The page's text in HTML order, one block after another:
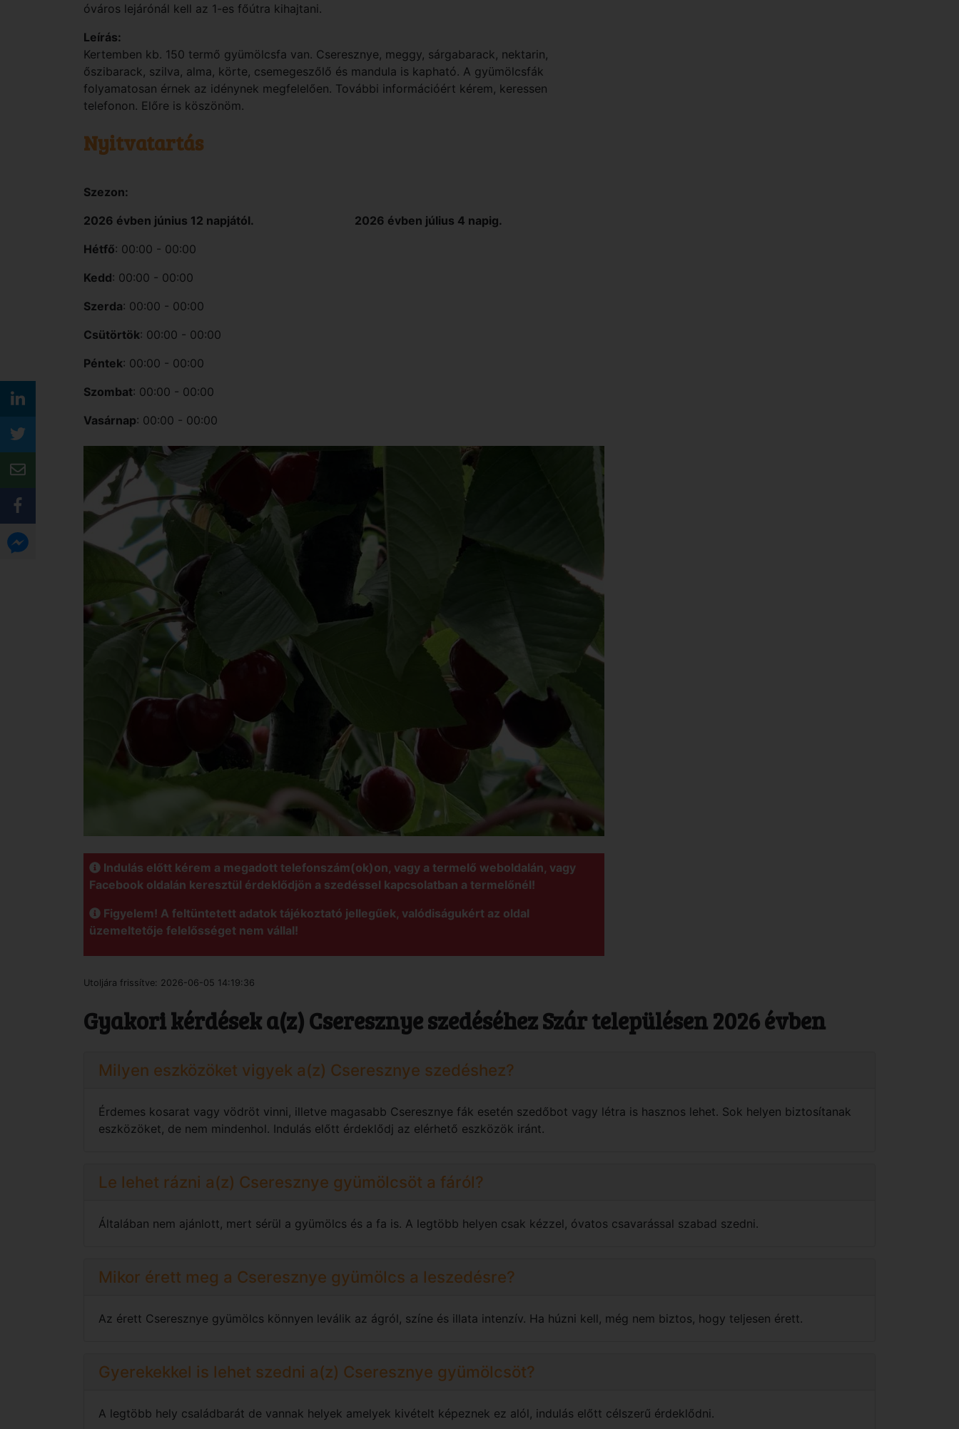
óváros lejárónál kell az 1-es főútra kihajtani.
Leírás:
Kertemben kb. 150 termő gyümölcsfa van. Cseresznye, meggy, sárgabarack, nektarin,
őszibarack, szilva, alma, körte, csemegeszőlő és mandula is kapható. A gyümölcsfák
folyamatosan érnek az idénynek megfelelően. További információért kérem, keressen
telefonon. Előre is köszönöm.
Nyitvatartás
Szezon:
2026 évben június 12 napjától.
2026 évben július 4 napig.
Hétfő: 00:00 - 00:00
Kedd: 00:00 - 00:00
Szerda: 00:00 - 00:00
Csütörtök: 00:00 - 00:00
Péntek: 00:00 - 00:00
Szombat: 00:00 - 00:00
Vasárnap: 00:00 - 00:00
Indulás előtt kérem a megadott telefonszám(ok)on, vagy a termelő weboldalán, vagy
Facebook oldalán keresztül érdeklődjön a szedéssel kapcsolatban a termelőnél!
Figyelem! A feltüntetett adatok tájékoztató jellegűek, valódiságukért az oldal
üzemeltetője felelősséget nem vállal!
Utoljára frissítve: 2026-06-05 14:19:36
Gyakori kérdések a(z) Cseresznye szedéséhez Szár településen 2026 évben
Milyen eszközöket vigyek a(z) Cseresznye szedéshez?
Érdemes kosarat vagy vödröt vinni, illetve magasabb Cseresznye fák esetén szedőbot vagy létra is hasznos lehet. Sok helyen biztosítanak
eszközöket, de nem mindenhol. Indulás előtt érdeklődj az elérhető eszközök iránt.
Le lehet rázni a(z) Cseresznye gyümölcsöt a fáról?
Általában nem ajánlott, mert sérül a gyümölcs és a fa is. A legtöbb helyen csak kézzel, óvatos csavarással szabad szedni.
Mikor érett meg a Cseresznye gyümölcs a leszedésre?
Az érett Cseresznye gyümölcs könnyen leválik az ágról, színe és illata intenzív. Ha húzni kell, még nem biztos, hogy teljesen érett.
Gyerekekkel is lehet szedni a(z) Cseresznye gyümölcsöt?
A legtöbb hely családbarát de vannak helyek amelyek kivételt képeznek ez alól, indulás előtt célszerű érdeklődni.